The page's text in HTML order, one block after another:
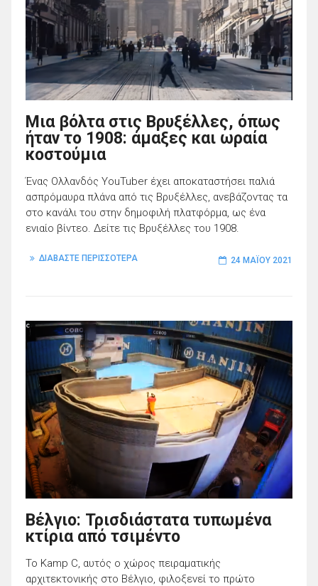
Μια βόλτα στις Βρυξέλλες, όπως
ήταν το 1908: άμαξες και ωραία
κοστούμια
Ένας Ολλανδός YouTuber έχει αποκαταστήσει παλιά
ασπρόμαυρα πλάνα από τις Βρυξέλλες, ανεβάζοντας τα
στο κανάλι του στην δημοφιλή πλατφόρμα, ως ένα
ενιαίο βίντεο. Δείτε τις Βρυξέλλες του 1908.
ΔΙΑΒΑΣΤΕ ΠΕΡΙΣΣΟΤΕΡΑ 24 ΜΑΪ́ΟΥ 2021
Βέλγιο: Τρισδιάστατα τυπωμένα
κτίρια από τσιμέντο
Το Kamp C, αυτός ο χώρος πειραματικής
αρχιτεκτονικής στο Βέλγιο, φιλοξενεί το πρώτο